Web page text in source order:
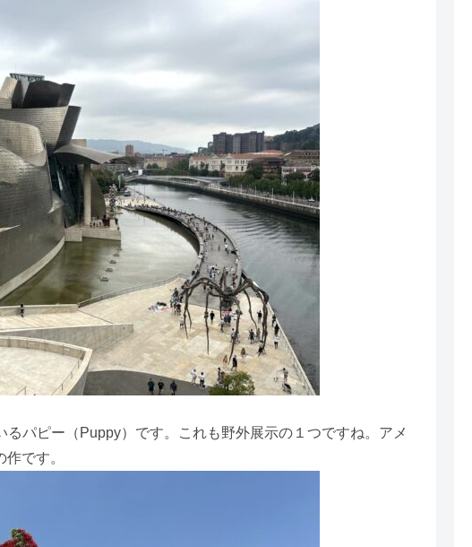
パピー（Puppy）です。これも野外展示の１つですね。アメ
です。